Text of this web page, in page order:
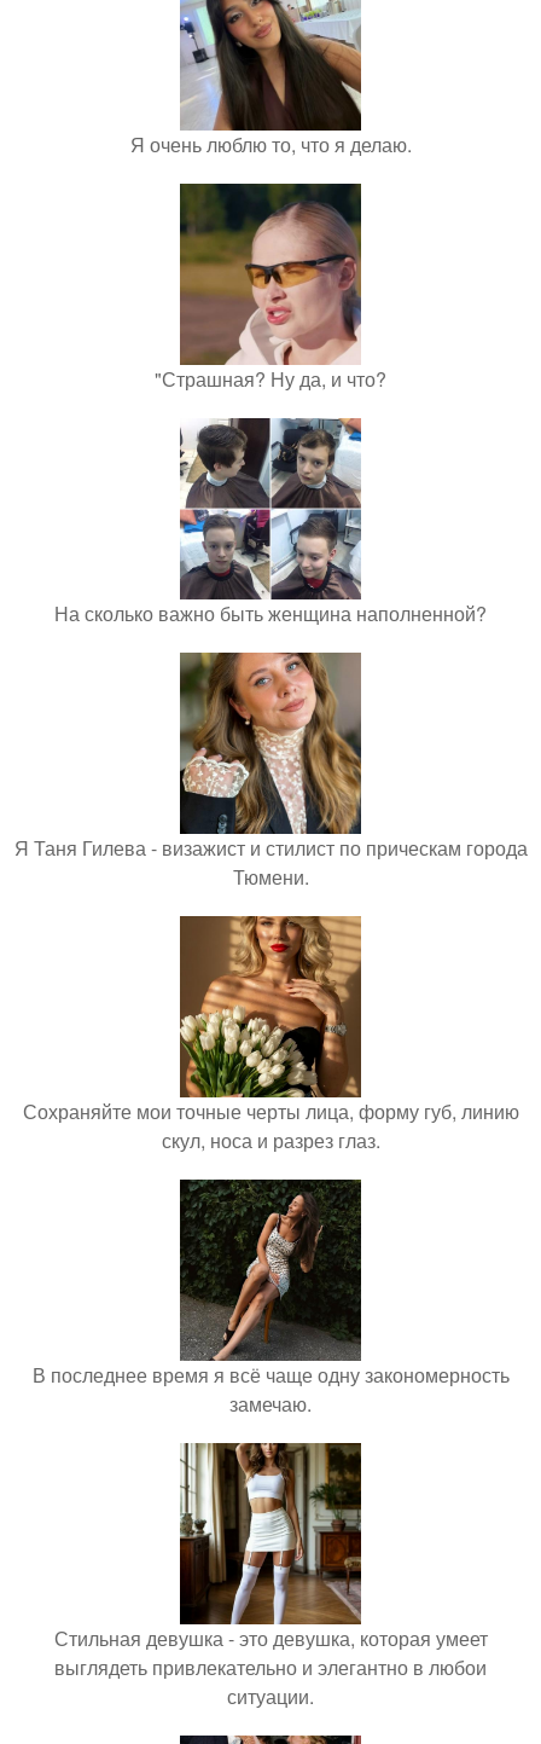
Я очень люблю то, что я делаю.
"Страшная? Ну да, и что?
На сколько важно быть женщина наполненной?
Я Таня Гилева - визажист и стилист по прическам города
Тюмени.
Сохраняйте мои точные черты лица, форму губ, линию
скул, носа и разрез глаз.
В последнее время я всё чаще одну закономерность
замечаю.
Стильная девушка - это девушка, которая умеет
выглядеть привлекательно и элегантно в любои
ситуации.